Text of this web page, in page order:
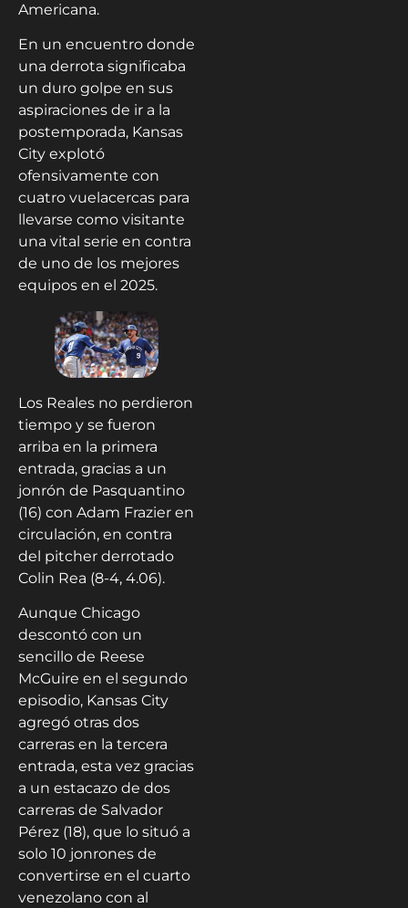
Americana.
En un encuentro donde
una derrota significaba
un duro golpe en sus
aspiraciones de ir a la
postemporada, Kansas
City explotó
ofensivamente con
cuatro vuelacercas para
llevarse como visitante
una vital serie en contra
de uno de los mejores
equipos en el 2025.
Los Reales no perdieron
tiempo y se fueron
arriba en la primera
entrada, gracias a un
jonrón de Pasquantino
(16) con Adam Frazier en
circulación, en contra
del pitcher derrotado
Colin Rea (8-4, 4.06).
Aunque Chicago
descontó con un
sencillo de Reese
McGuire en el segundo
episodio, Kansas City
agregó otras dos
carreras en la tercera
entrada, esta vez gracias
a un estacazo de dos
carreras de Salvador
Pérez (18), que lo situó a
solo 10 jonrones de
convertirse en el cuarto
venezolano con al